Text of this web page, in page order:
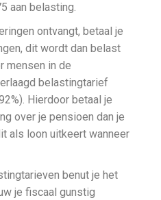
aan belasting.
ontvangt, betaal je
dit wordt dan belast
mensen in de
belastingtarief
Hierdoor betaal je
over je pensioen dan je
als loon uitkeert wanneer
benut je het
je fiscaal gunstig